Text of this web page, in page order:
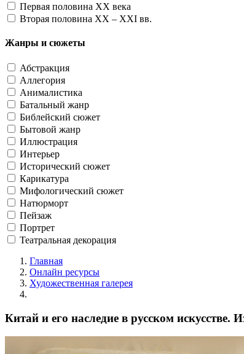
Первая половина XX века
Вторая половина XX – XXI вв.
Жанры и сюжеты
Абстракция
Аллегория
Анималистика
Батальный жанр
Библейский сюжет
Бытовой жанр
Иллюстрация
Интерьер
Исторический сюжет
Карикатура
Мифологический сюжет
Натюрморт
Пейзаж
Портрет
Театральная декорация
Главная
Онлайн ресурсы
Художественная галерея
Китай и его наследие в русском искусстве.